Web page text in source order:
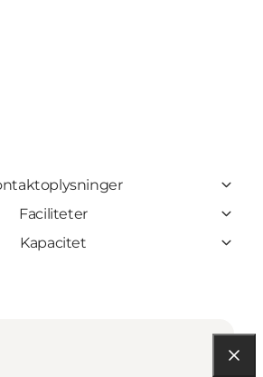
Faciliteter
Kapacitet